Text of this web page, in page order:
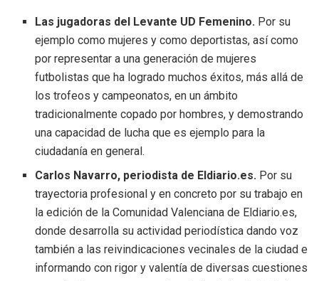
Las jugadoras del Levante UD Femenino. Por su
ejemplo como mujeres y como deportistas, así como
por representar a una generación de mujeres
futbolistas que ha logrado muchos éxitos, más allá de
los trofeos y campeonatos, en un ámbito
tradicionalmente copado por hombres, y demostrando
una capacidad de lucha que es ejemplo para la
ciudadanía en general.
Carlos Navarro, periodista de Eldiario.es. Por su
trayectoria profesional y en concreto por su trabajo en
la edición de la Comunidad Valenciana de Eldiario.es,
donde desarrolla su actividad periodística dando voz
también a las reivindicaciones vecinales de la ciudad e
informando con rigor y valentía de diversas cuestiones